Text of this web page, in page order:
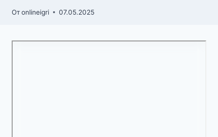
Отonlineigri 07.05.2025